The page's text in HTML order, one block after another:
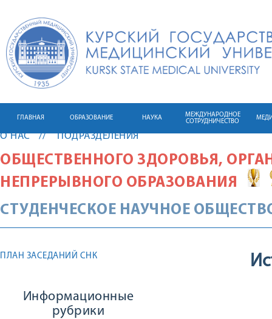
ГЛАВНАЯ ОБРАЗОВАНИЕ НАУКА
МЕЖДУНАРОДНОЕ
СОТРУДНИЧЕСТВО
О НАС ПОДРАЗДЕЛЕНИЯ
ОБЩЕСТВЕННОГО ЗДОРОВЬЯ,
НЕПРЕРЫВНОГО ОБРАЗОВАНИЯ
CТУДЕНЧЕСКОЕ НАУЧНОЕ
ПЛАН ЗАСЕДАНИЙ СНК
Информационные
рубрики